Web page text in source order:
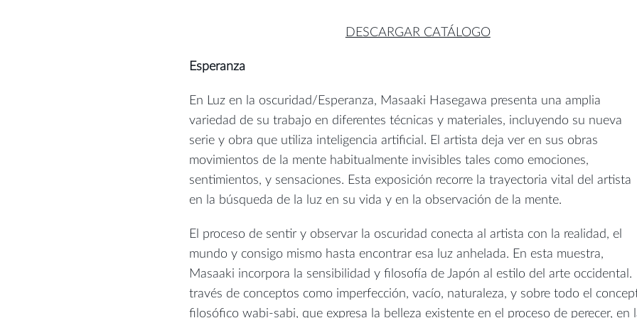
DESCARGAR CATÁLOGO
Esperanza
En Luz en la oscuridad/Esperanza, Masaaki Hasegawa presenta una amplia
variedad de su trabajo en diferentes técnicas y materiales, incluyendo su nueva
serie y obra que utiliza inteligencia artificial. El artista deja ver en sus obras
movimientos de la mente habitualmente invisibles tales como emociones,
sentimientos, y sensaciones. Esta exposición recorre la trayectoria vital del artista
en la búsqueda de la luz en su vida y en la observación de la mente.
El proceso de sentir y observar la oscuridad conecta al artista con la realidad, el
mundo y consigo mismo hasta encontrar esa luz anhelada. En esta muestra,
Masaaki incorpora la sensibilidad y filosofía de Japón al estilo del arte occidental.
través de conceptos como imperfección, vacío, naturaleza, y sobre todo el
filosófico wabi-sabi, que expresa la belleza existente en el proceso de perecer, en